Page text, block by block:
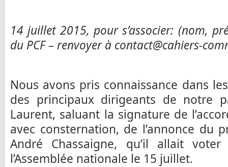
14 juillet 2015, pour s’associer: (nom,
du PCF – renvoyer à contact@cahiers-
Nous avons pris connaissance dans
des principaux dirigeants de notre
Laurent, saluant la signature de
avec consternation, de l’annonce du
André Chassaigne, qu’il allait
l’Assemblée nationale le 15 juillet.